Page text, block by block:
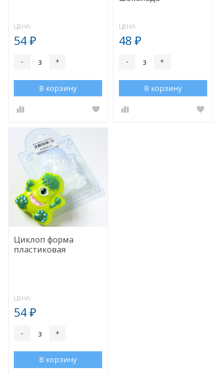
ЦЕНА:
54₽
- +
В корзину
ЦЕНА:
48 ₽
- +
В корзину
Циклоп форма
пластиковая
ЦЕНА:
54₽
- +
В корзину